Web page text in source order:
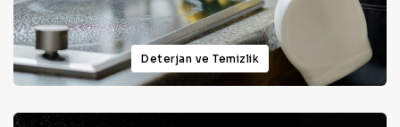
Deterjan ve Temizlik